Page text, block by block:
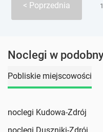
Poprzednia
Noclegi w
Pobliskie miejscowości
noclegi Kudowa-Zdrój